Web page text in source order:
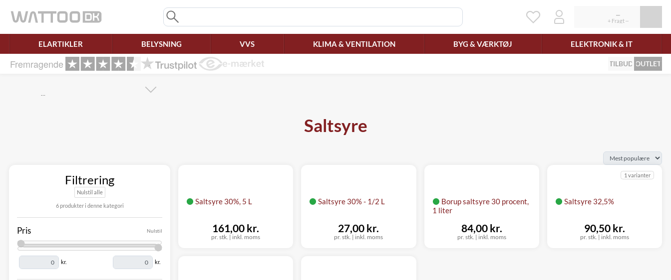
ELARTIKLER BELYSNING VVS KLIMA & VENTILATION BYG & VÆRKTØJ ELEKTRONIK & IT
Fremragende TILBUD OUTLET
…
Saltsyre
Filtrering
Nulstil alle
6 produkter i denne kategori
Nulstil
Pris
kr. kr.
Saltsyre 30%, 5 L
pr. stk. | inkl. moms
161,00 kr.
Saltsyre 30% - 1/2 L
pr. stk. | inkl. moms
27,00 kr.
Borup saltsyre 30 procent,
1 liter
pr. stk. | inkl. moms
84,00 kr.
Saltsyre 32,5%
1 varianter
pr. stk. | inkl. moms
90,50 kr.
Ret samtykke!